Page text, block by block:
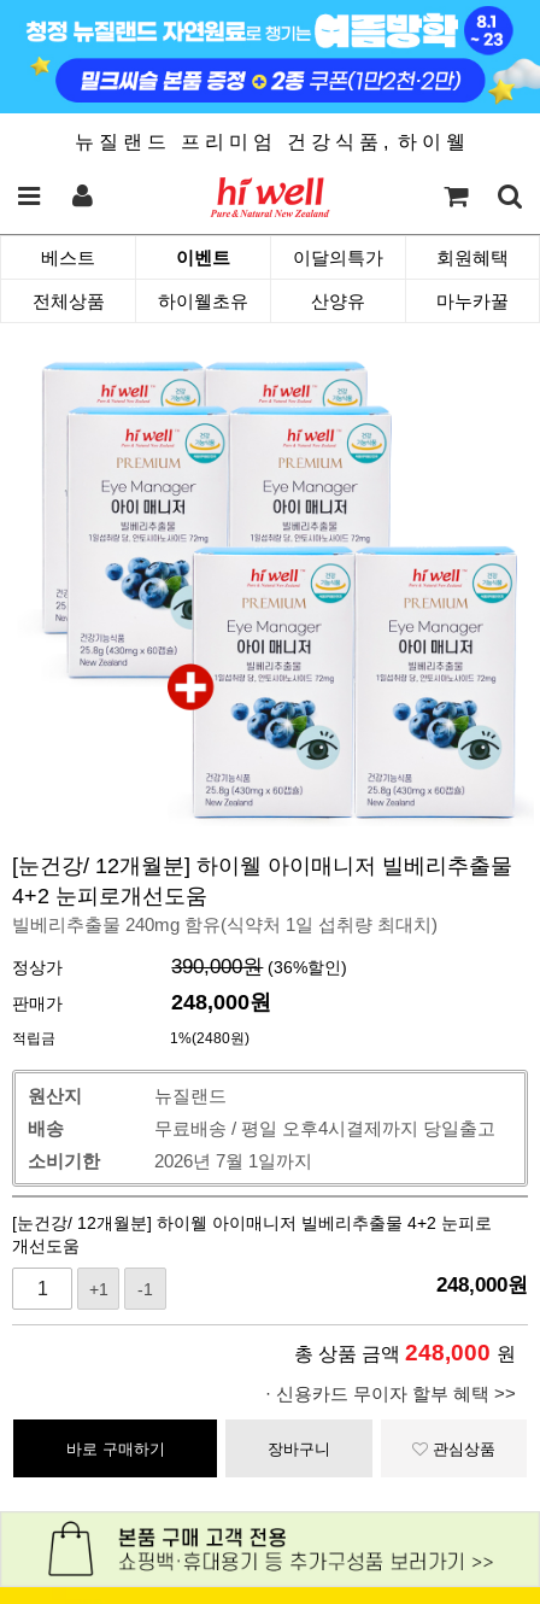
뉴 질 랜 드 프 리 미 엄 건 강 식 품 , 하 이 웰
베스트 이벤트 이달의특가 회원혜택
전체상품 하이웰초유 산양유 마누카꿀
[눈건강/ 12개월분] 하이웰 아이매니저 빌베리추출물
4+2 눈피로개선도움
빌베리추출물 240mg 함유(식약처 1일 섭취량 최대치)
정상가 390,000원 (36%할인)
판매가
248,000원
적립금 1%(2480원)
원산지
뉴질랜드
배송
무료배송 / 평일 오후4시결제까지 당일출고
소비기한
2026년 7월 1일까지
[눈건강/ 12개월분] 하이웰 아이매니저 빌베리추출물 4+2 눈피로
개선도움
+1 -1 248,000원
총 상품 금액 248,000 원
· 신용카드 무이자 할부 혜택 >>
바로 구매하기 장바구니 관심상품